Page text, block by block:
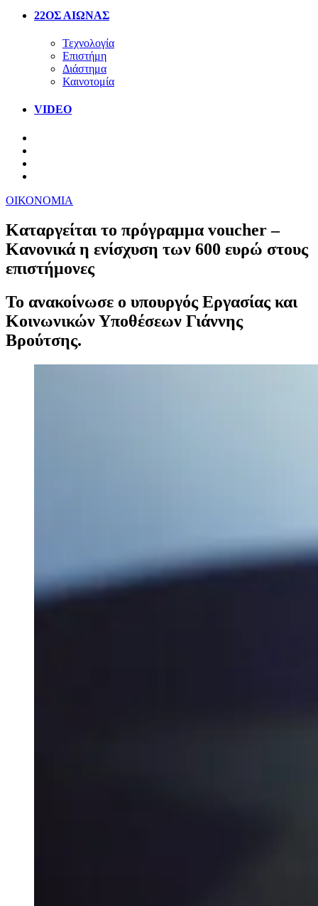
22ΟΣ ΑΙΩΝΑΣ
Τεχνολογία
Επιστήμη
Διάστημα
Καινοτομία
VIDEO
ΟΙΚΟΝΟΜΙΑ
Καταργείται το πρόγραμμα voucher –
Κανονικά η ενίσχυση των 600 ευρώ στους
επιστήμονες
Το ανακοίνωσε ο υπουργός Εργασίας και
Κοινωνικών Υποθέσεων Γιάννης
Βρούτσης.